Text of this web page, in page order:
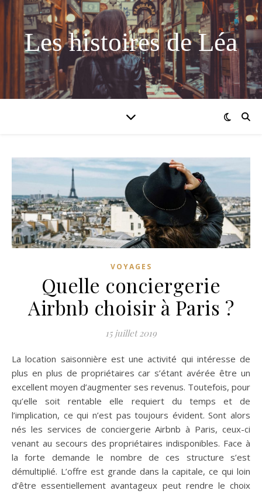
Les histoires de Léa
VOYAGES
Quelle conciergerie
Airbnb choisir à Paris ?
15 juillet 2019
La location saisonnière est une activité qui intéresse de
plus en plus de propriétaires car s’étant avérée être un
excellent moyen d’augmenter ses revenus. Toutefois, pour
qu’elle soit rentable elle requiert du temps et de
l’implication, ce qui n’est pas toujours évident. Sont alors
nés les services de conciergerie Airbnb à Paris, ceux-ci
venant au secours des propriétaires indisponibles. Face à
la forte demande le nombre de ces structure s’est
démultiplié. L’offre est grande dans la capitale, ce qui loin
d’être essentiellement avantageux peut rendre le choix